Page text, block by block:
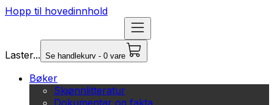
Hopp til hovedinnhold
Laster... Se handlekurv - 0 vare
Bøker
Skjønnlitteratur
Dokumentar og fakta